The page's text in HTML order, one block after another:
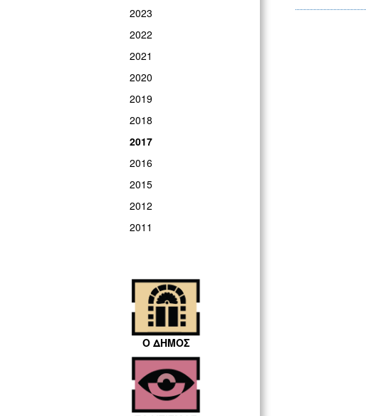
2023
2022
2021
2020
2019
2018
2017
2016
2015
2012
2011
Ο ΔΗΜΟΣ